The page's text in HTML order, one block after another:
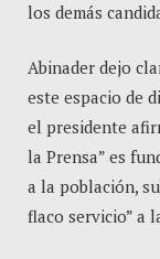
los demás
Abinader dejo
este espacio de
el presidente
la Prensa” es
a la población,
flaco servicio” a